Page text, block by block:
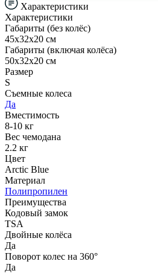
Характеристики
Характеристики
Габариты (без колёс)
45х32х20 см
Габариты (включая колёса)
50х32х20 см
Размер
S
Съемные колеса
Да
Вместимость
8-10 кг
Вес чемодана
2.2 кг
Цвет
Arctic Blue
Материал
Полипропилен
Преимущества
Кодовый замок
TSA
Двойные колёса
Да
Поворот колес на 360°
Да